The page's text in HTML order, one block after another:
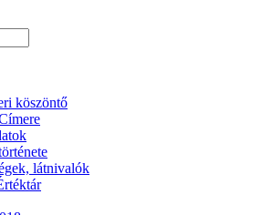
köszöntő
látnivalók